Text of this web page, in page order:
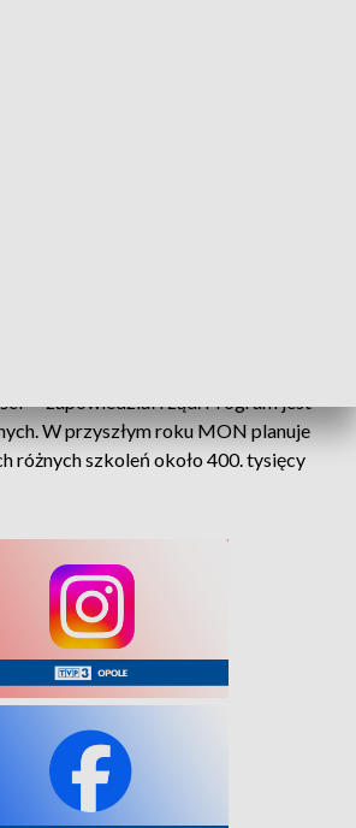
- zapowiedział rząd. Program jest
W przyszłym roku MON planuje
różnych szkoleń około 400. tysięcy